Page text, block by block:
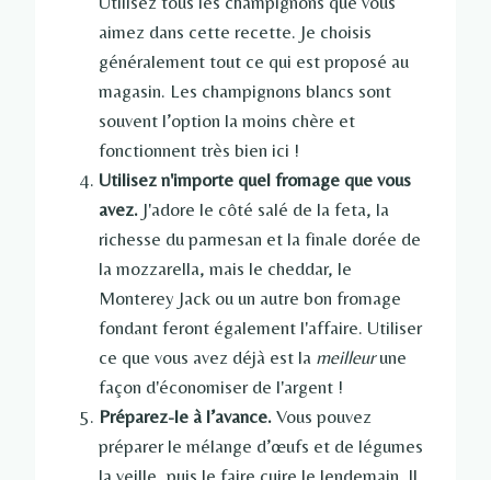
aimez dans cette recette. Je choisis
généralement tout ce qui est proposé au
magasin. Les champignons blancs sont
souvent l’option la moins chère et
fonctionnent très bien ici !
Utilisez n'importe quel fromage que vous
avez. J'adore le côté salé de la feta, la
richesse du parmesan et la finale dorée de
la mozzarella, mais le cheddar, le
Monterey Jack ou un autre bon fromage
fondant feront également l'affaire. Utiliser
ce que vous avez déjà est la meilleurune
façon d'économiser de l'argent !
Préparez-le à l’avance. Vous pouvez
préparer le mélange d’œufs et de légumes